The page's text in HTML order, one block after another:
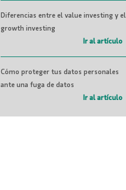
Diferencias entre el value investing y el
growth investing
Ir al artículo
Cómo proteger tus datos personales
ante una fuga de datos
Ir al artículo